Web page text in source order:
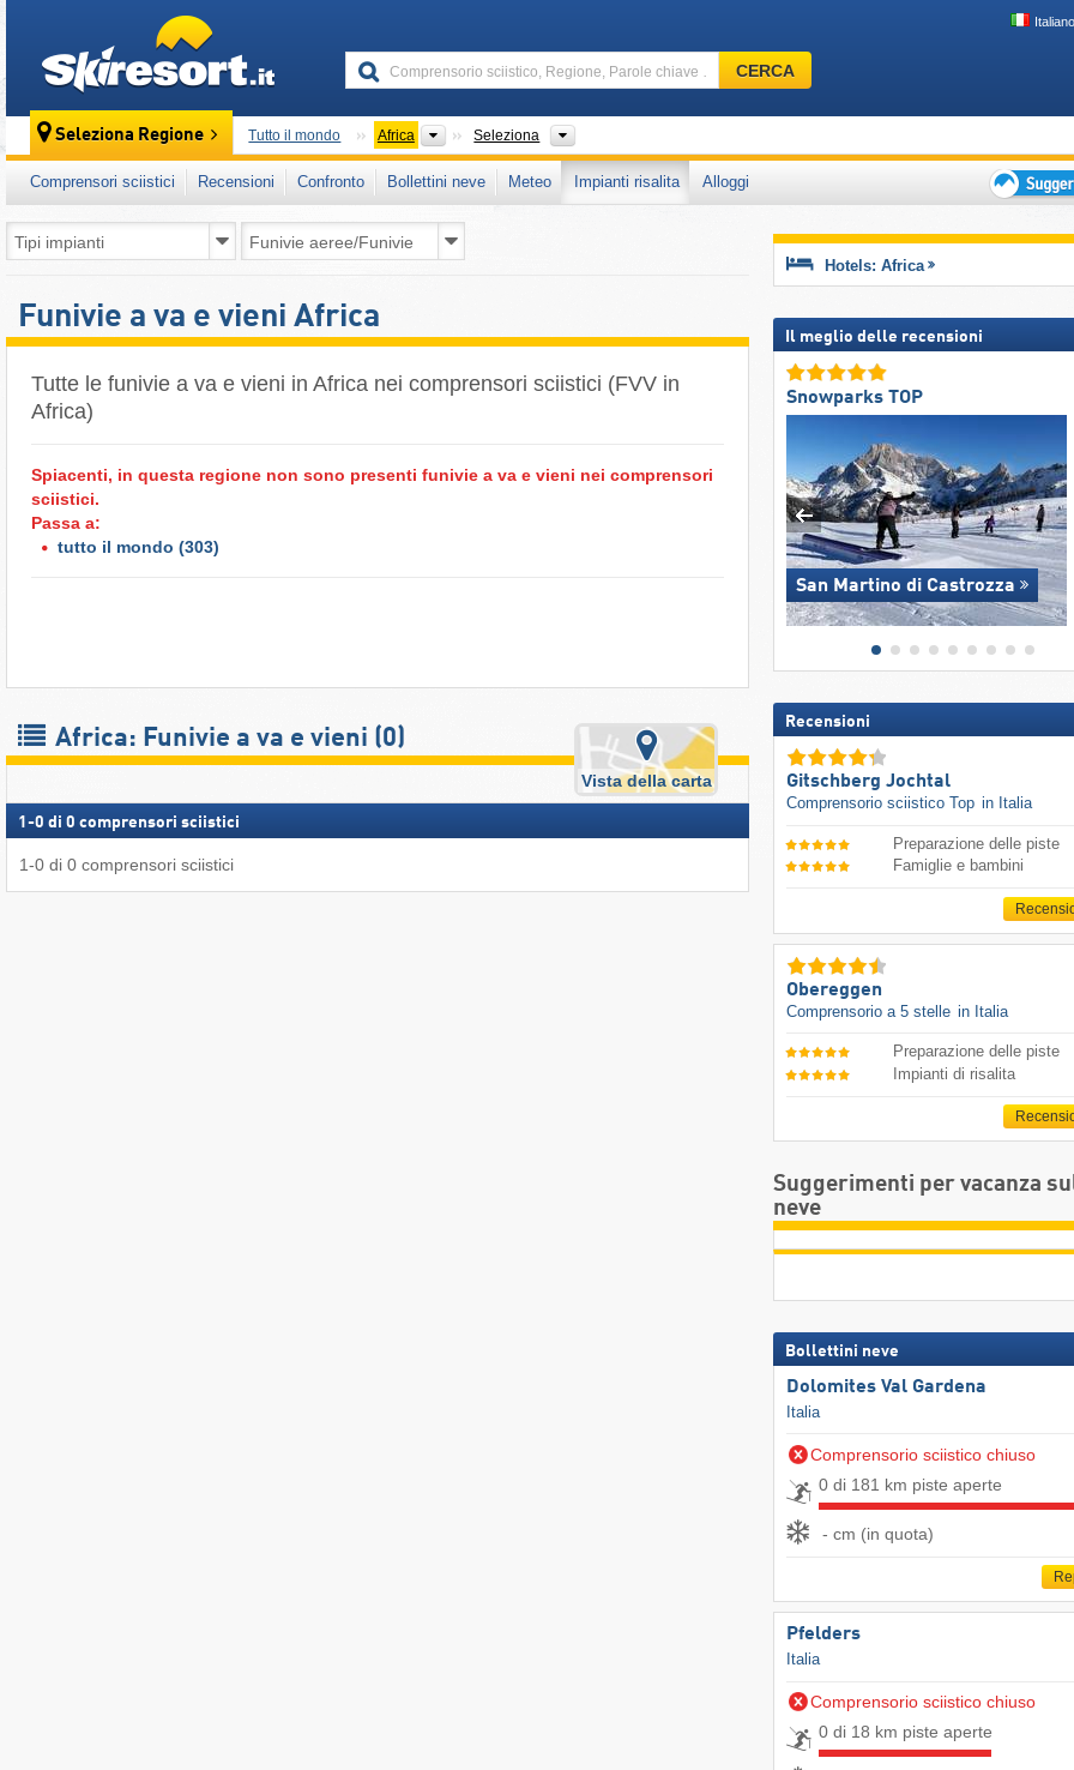
Italiano
Comprensorio
sciistico,
chiave
…
CERCA
Seleziona Regione Tutto il mondo Africa Continenti
Seleziona
Comprensori sciistici Recensioni Confronto Bollettini neve Meteo Impianti risalita
Alloggi
per
Funivie a va e vieni Africa
Tutte le funivie a va e vieni in Africa nei comprensori sciistici (FVV in
Africa)
Spiacenti, in questa regione non sono presenti funivie a va e vieni nei comprensori
sciistici.
Passa a:
tutto il mondo (303)
Africa: Funivie a va e vieni (0)
Vista della carta
1 -0 di 0 comprensori sciistici
1-0 di 0 comprensori sciistici
Hotels: Africa
Il meglio delle recensioni
Snowparks TOP
San Martino di Castrozza
Recensioni
Gitschberg Jochtal
Comprensorio sciistico Top in Italia
Preparazione delle piste
Famiglie e bambini
Obereggen
Comprensorio a 5 stelle in Italia
Preparazione delle piste
Impianti di risalita
Suggerimenti per vacanza
neve
Bollettini neve
Dolomites Val Gardena
Italia
Comprensorio sciistico chiuso
0 di 181 km piste aperte
- cm (in quota)
Pfelders
Italia
Comprensorio sciistico chiuso
0 di 18 km piste aperte